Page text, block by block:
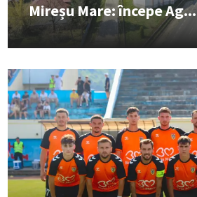
Mireșu Mare: începe Ag...